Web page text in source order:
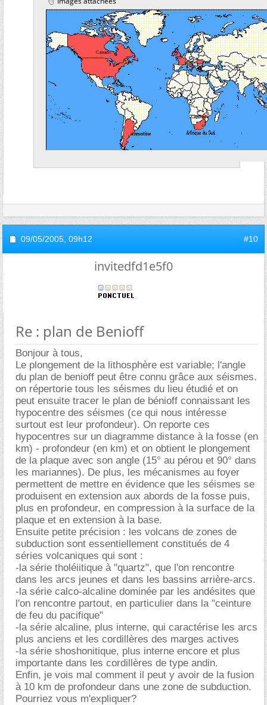
09/05/2005, 09h12 #10
invitedfd1e5f0
Re : plan de Benioff
Bonjour à tous,
Le plongement de la lithosphère est variable; l'angle
du plan de benioff peut être connu grâce aux séismes.
on répertorie tous les séismes du lieu étudié et on
peut ensuite tracer le plan de bénioff connaissant les
hypocentre des séismes (ce qui nous intéresse
surtout est leur profondeur). On reporte ces
hypocentres sur un diagramme distance à la fosse (en
km) - profondeur (en km) et on obtient le plongement
de la plaque avec son angle (15° au pérou et 90° dans
les mariannes). De plus, les mécanismes au foyer
permettent de mettre en évidence que les séismes se
produisent en extension aux abords de la fosse puis,
plus en profondeur, en compression à la surface de la
plaque et en extension à la base.
Ensuite petite précision : les volcans de zones de
subduction sont essentiellement constitués de 4
séries volcaniques qui sont :
-la série tholéiitique à "quartz", que l'on rencontre
dans les arcs jeunes et dans les bassins arrière-arcs.
-la série calco-alcaline dominée par les andésites que
l'on rencontre partout, en particulier dans la "ceinture
de feu du pacifique"
-la série alcaline, plus interne, qui caractérise les arcs
plus anciens et les cordillères des marges actives
-la série shoshonitique, plus interne encore et plus
importante dans les cordillères de type andin.
Enfin, je vois mal comment il peut y avoir de la fusion
à 10 km de profondeur dans une zone de subduction.
Pourriez vous m'expliquer?